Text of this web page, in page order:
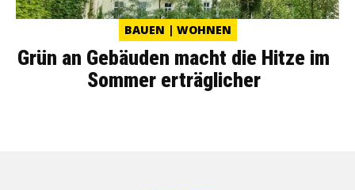
BAUEN | WOHNEN
Grün an Gebäuden macht die Hitze im
Sommer erträglicher